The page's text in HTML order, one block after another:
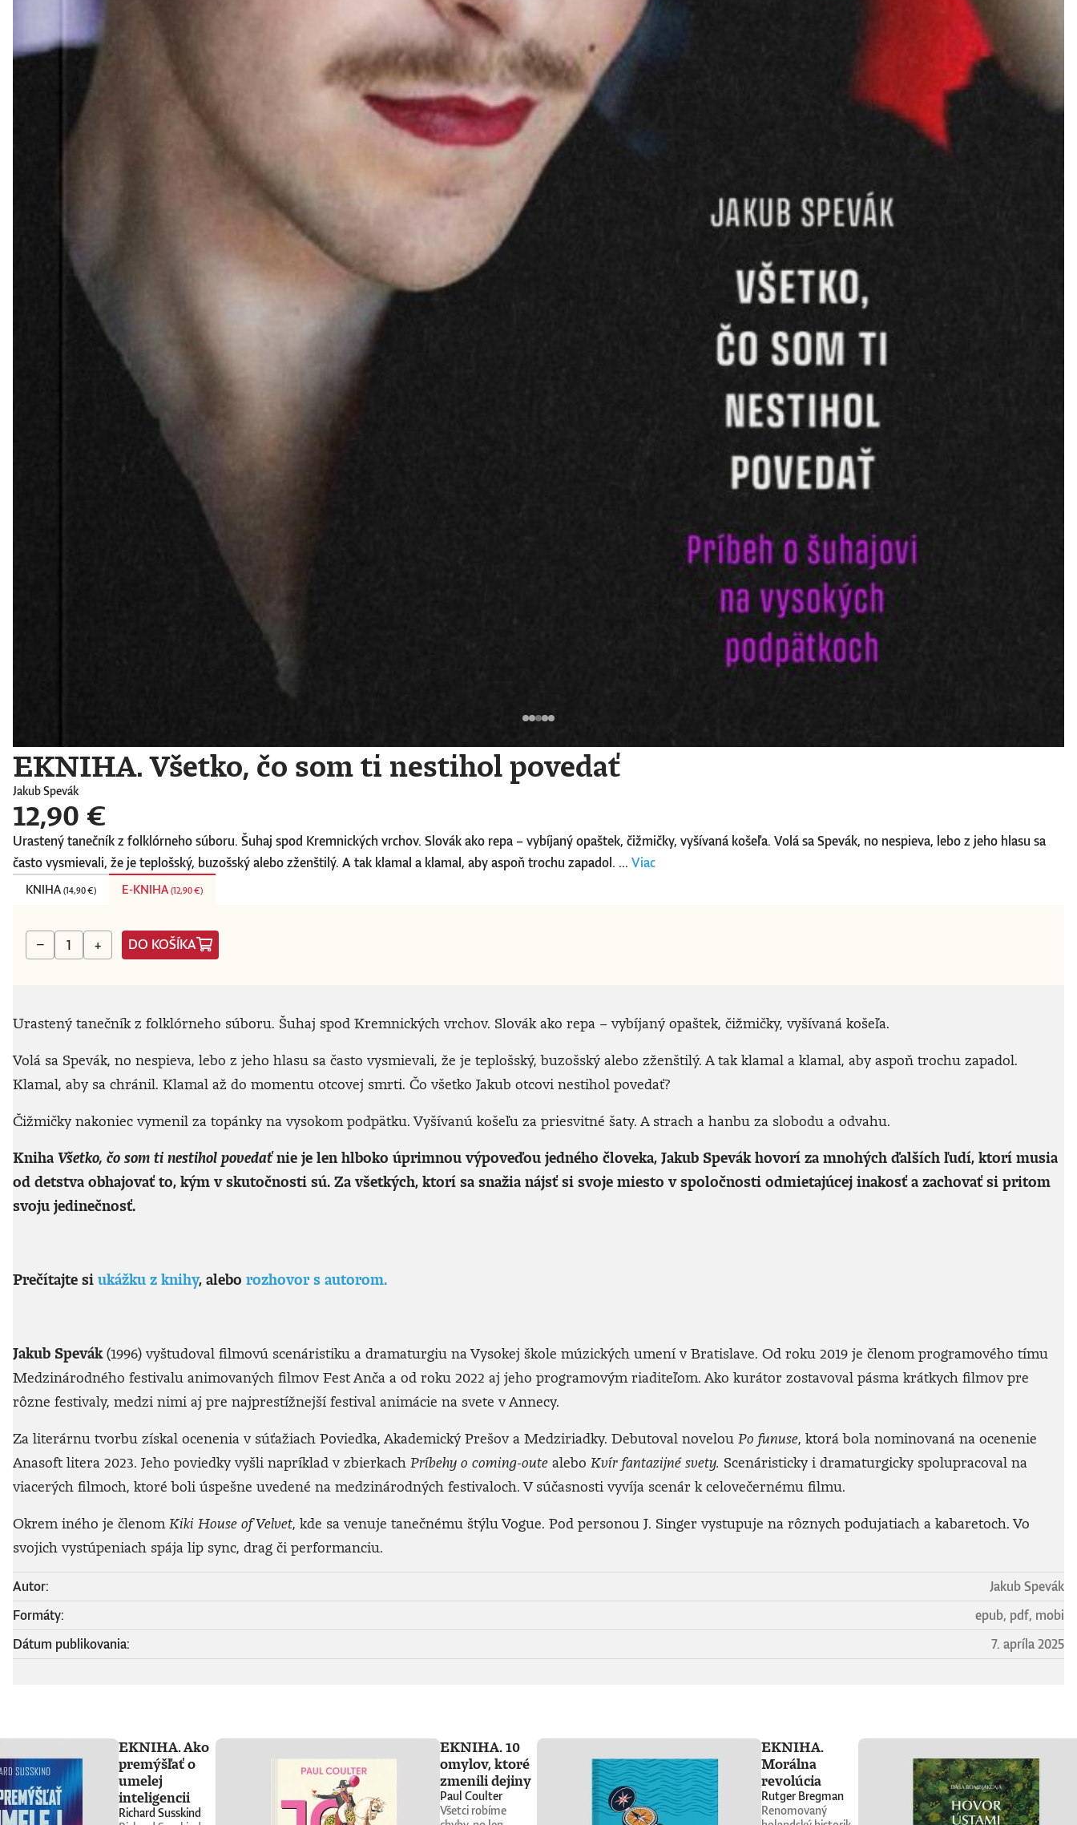
EKNIHA. Všetko, čo som ti nestihol povedať
Jakub Spevák
12,90 €
Urastený tanečník z folklórneho súboru. Šuhaj spod Kremnických vrchov. Slovák ako repa – vybíjaný opaštek, čižmičky, vyšívaná košeľa. Volá sa Spevák, no nespieva, lebo z jeho hlasu sa
často vysmievali, že je teplošský, buzošský alebo zženštilý. A tak klamal a klamal, aby aspoň trochu zapadol. ... Viac
KNIHA (14,90 €) E-KNIHA (12,90 €)
− + DO KOŠÍKA
Urastený tanečník z folklórneho súboru. Šuhaj spod Kremnických vrchov. Slovák ako repa – vybíjaný opaštek, čižmičky, vyšívaná košeľa.
Volá sa Spevák, no nespieva, lebo z jeho hlasu sa často vysmievali, že je teplošský, buzošský alebo zženštilý. A tak klamal a klamal, aby aspoň trochu zapadol.
Klamal, aby sa chránil. Klamal až do momentu otcovej smrti. Čo všetko Jakub otcovi nestihol povedať?
Čižmičky nakoniec vymenil za topánky na vysokom podpätku. Vyšívanú košeľu za priesvitné šaty. A strach a hanbu za slobodu a odvahu.
Kniha Všetko, čo som ti nestihol povedaťnie je len hlboko úprimnou výpoveďou jedného človeka, Jakub Spevák hovorí za mnohých ďalších ľudí, ktorí musia
od detstva obhajovať to, kým v skutočnosti sú. Za všetkých, ktorí sa snažia nájsť si svoje miesto v spoločnosti odmietajúcej inakosť a zachovať si pritom
svoju jedinečnosť.
Prečítajte si ukážku z knihy, alebo rozhovor s autorom.
Jakub Spevák (1996) vyštudoval filmovú scenáristiku a dramaturgiu na Vysokej škole múzických umení v Bratislave. Od roku 2019 je členom programového tímu
Medzinárodného festivalu animovaných filmov Fest Anča a od roku 2022 aj jeho programovým riaditeľom. Ako kurátor zostavoval pásma krátkych filmov pre
rôzne festivaly, medzi nimi aj pre najprestížnejší festival animácie na svete v Annecy.
Za literárnu tvorbu získal ocenenia v súťažiach Poviedka, Akademický Prešov a Medziriadky. Debutoval novelou Po funuse, ktorá bola nominovaná na ocenenie
Anasoft litera 2023. Jeho poviedky vyšli napríklad v zbierkach Príbehy o coming-oute alebo Kvír fantazijné svety. Scenáristicky i dramaturgicky spolupracoval na
viacerých filmoch, ktoré boli úspešne uvedené na medzinárodných festivaloch. V súčasnosti vyvíja scenár k celovečernému filmu.
Okrem iného je členom Kiki House of Velvet, kde sa venuje tanečnému štýlu Vogue. Pod personou J. Singer vystupuje na rôznych podujatiach a kabaretoch. Vo
svojich vystúpeniach spája lip sync, drag či performanciu.
Autor:
Jakub Spevák
Formáty:
epub, pdf, mobi
Dátum publikovania:
7. apríla 2025
EKNIHA. Ako
premýšľať o
umelej
inteligencii
Richard Susskind
EKNIHA. 10
omylov, ktoré
zmenili dejiny
Paul Coulter
Všetci robíme
EKNIHA.
Morálna
revolúcia
Rutger Bregman
Renomovaný